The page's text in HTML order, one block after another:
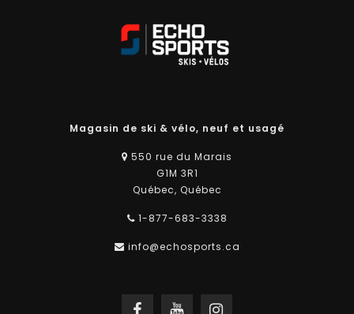
Magasin de ski & vélo, neuf et usagé
550 rue du Marais
G1M 3R1
Québec, Québec
1-877-683-3338
info@echosports.ca